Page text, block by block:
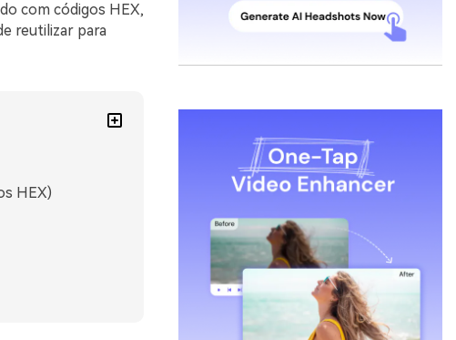
com códigos HEX,
reutilizar para
HEX)